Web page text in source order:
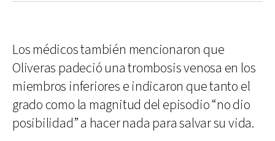
Los médicos también mencionaron que
Oliveras padeció una trombosis venosa en los
miembros inferiores e indicaron que tanto el
grado como la magnitud del episodio “no dio
posibilidad” a hacer nada para salvar su vida.